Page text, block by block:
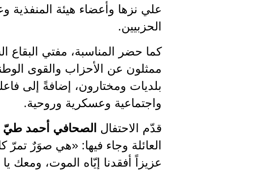
علي نزها وأعضاء هيئة المنفذية
الحزبيين.
كما حضر المناسبة، مفتي البقاع
ممثلون عن الأحزاب والقوى
بلديات ومختارون، إضافةً إلى
واجتماعية وعسكرية وروحية.
قدّم الاحتفال الصحافي أحمد طيّ
العائلة وجاء فيها: «هي صوَرٌ تمرّ
عزيزاً أفقدنا إيّاه الموت، ومعك